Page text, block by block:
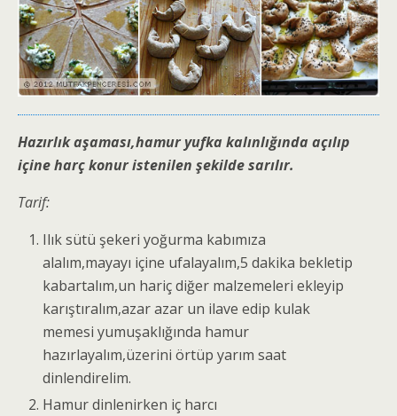
Hazırlık aşaması,hamur yufka kalınlığında açılıp
içine harç konur istenilen şekilde sarılır.
Tarif:
Ilık sütü şekeri yoğurma kabımıza
alalım,mayayı içine ufalayalım,5 dakika bekletip
kabartalım,un hariç diğer malzemeleri ekleyip
karıştıralım,azar azar un ilave edip kulak
memesi yumuşaklığında hamur
hazırlayalım,üzerini örtüp yarım saat
dinlendirelim.
Hamur dinlenirken iç harcı